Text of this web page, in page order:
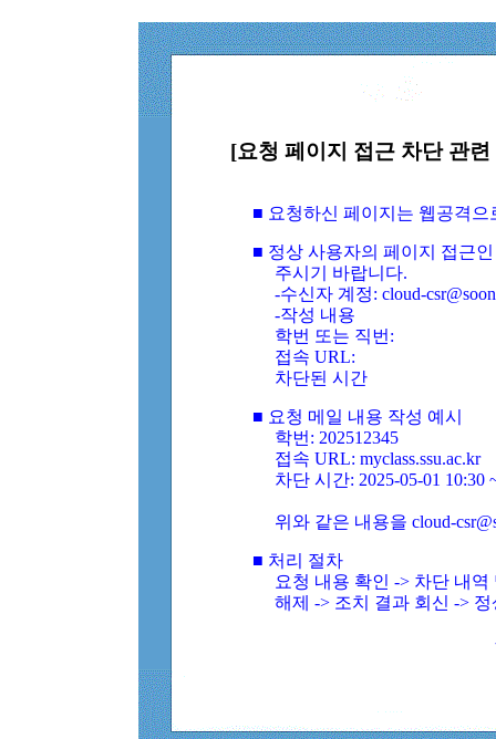
[요청 페이지 접근 차단 관
■ 요청하신 페이지는 웹공격
■ 정상 사용자의 페이지 접근
주시기 바랍니다.
-수신자 계정: cloud-
-작성 내용
학번 또는 직번:
접속 URL:
차단된 시간
■ 요청 메일 내용 작성 예시
학번: 202512345
접속 URL: myclass.ssu.ac.kr
차단 시간: 2025-05-01 10:30
위와 같은 내용을 cloud-
■ 처리 절차
요청 내용 확인 -> 차단 내
해제 -> 조치 결과 회신 ->